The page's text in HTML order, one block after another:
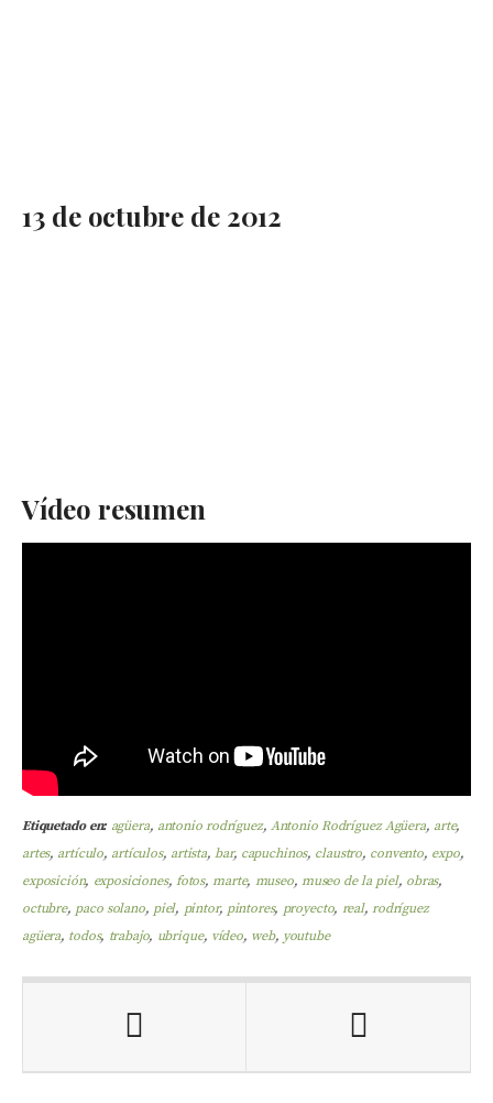
13 de octubre de 2012
Vídeo resumen
Etiquetado en: agüera, antonio rodríguez, Antonio Rodríguez Agüera, arte,
artes, artículo, artículos, artista,bar, capuchinos, claustro, convento, expo,
exposición, exposiciones, fotos,marte, museo, museo de la piel, obras,
octubre, paco solano, piel, pintor, pintores, proyecto, real,rodríguez
agüera, todos, trabajo, ubrique, vídeo, web, youtube